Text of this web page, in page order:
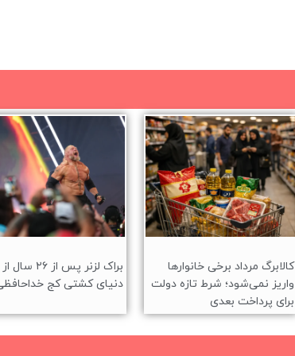
کالابرگ مرداد برخی خانوارها
واریز نمی‌شود؛ شرط تازه دولت
برای پرداخت بعدی
براک لزنر پس از ۲۶ سال از
دنیای کشتی کج